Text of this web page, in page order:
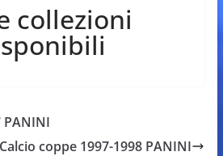
collezioni
PANINI
Calcio coppe 1997-1998 PANINI